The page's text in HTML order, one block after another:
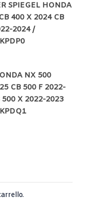
SPIEGEL HONDA
400 X 2024 CB
2024 /
NX 500
CB 500 F 2022-
500 X 2022-2023